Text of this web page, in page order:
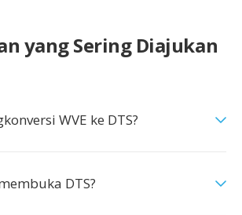
yang Sering Diajukan
WVE ke DTS?
DTS?